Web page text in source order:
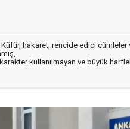
Küfür, hakaret, rencide edici cümleler
kullanılmayan ve büyük